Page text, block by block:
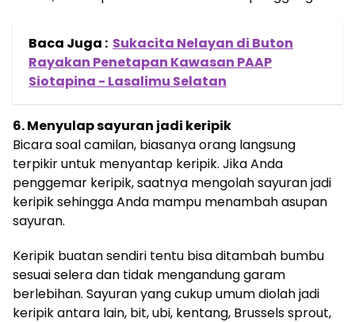
Baca Juga : Sukacita Nelayan di Buton
Rayakan Penetapan Kawasan PAAP
Siotapina - Lasalimu Selatan
6. Menyulap sayuran jadi keripik
Bicara soal camilan, biasanya orang langsung
terpikir untuk menyantap keripik. Jika Anda
penggemar keripik, saatnya mengolah sayuran jadi
keripik sehingga Anda mampu menambah asupan
sayuran.
Keripik buatan sendiri tentu bisa ditambah bumbu
sesuai selera dan tidak mengandung garam
berlebihan. Sayuran yang cukup umum diolah jadi
keripik antara lain, bit, ubi, kentang, Brussels sprout,